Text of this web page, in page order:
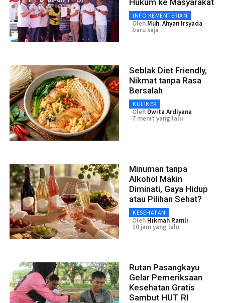
INFO KEMENTERIAN
Oleh Muh. Ahyan Irsyada
baru saja
Seblak Diet Friendly,
Nikmat tanpa Rasa
Bersalah
KULINER
Oleh Dwita Ardiyana
7 menit yang lalu
Minuman tanpa
Alkohol Makin
Diminati, Gaya Hidup
atau Pilihan Sehat?
KESEHATAN
Oleh Hikmah Ramli
10 jam yang lalu
Rutan Pasangkayu
Gelar Pemeriksaan
Kesehatan Gratis
Sambut HUT RI